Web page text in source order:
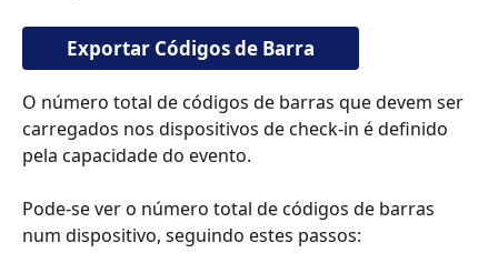
Exportar Códigos de Barra
O número total de códigos de barras que devem ser
carregados nos dispositivos de check-in é definido
pela capacidade do evento.
Pode-se ver o número total de códigos de barras
num dispositivo, seguindo estes passos: